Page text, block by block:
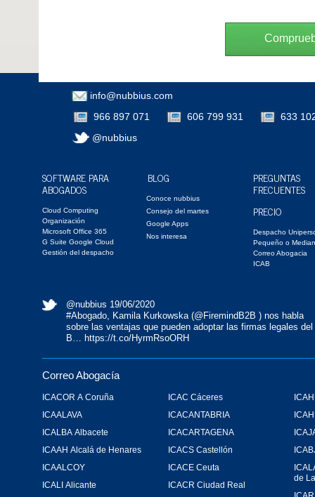
info@nubbius.com
966 897 071
606 799 931
633
@nubbius
SOFTWARE PARA
ABOGADOS
Cloud Computing
Organización
Microsoft Office 365
G Suite Google Cloud
Gestión del despacho
BLOG
Conoce nubbius
Consejo del martes
Google Apps
Nos interesa
PREGUNTAS
FRECUENTES
PRECIO
Despacho
Pequeño o
Correo Abogacia
ICAB
@nubbius 19/06/2020
#Abogado, Kamila Kurkowska (@FiremindB2B ) nos habla
sobre las ventajas que pueden adoptar las firmas legales del
B… https://t.co/HyrmRsoORH
Correo Abogacía
ICACOR A Coruña
ICAALAVA
ICALBA Albacete
ICAAH Alcalá de Henares
ICAALCOY
ICALI Alicante
ICAC Cáceres
ICACANTABRIA
ICACARTAGENA
ICACS Castellón
ICACE Ceuta
ICACR Ciudad Real
de